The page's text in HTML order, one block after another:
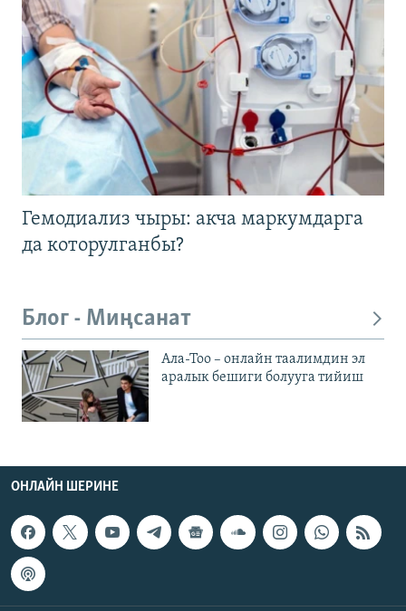
Гемодиализ чыры: акча маркумдарга
да которулганбы?
Блог - Миңсанат
Ала-Тоо – онлайн таалимдин эл
аралык бешиги болууга тийиш
ОНЛАЙН ШЕРИНЕ